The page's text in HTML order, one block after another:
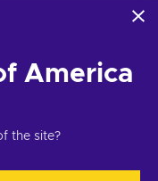
UAB „Helis play“,
Eneba und seine
anpassen, indem du
&
America
the site?